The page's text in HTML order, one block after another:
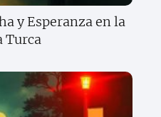
y Esperanza en la
Turca